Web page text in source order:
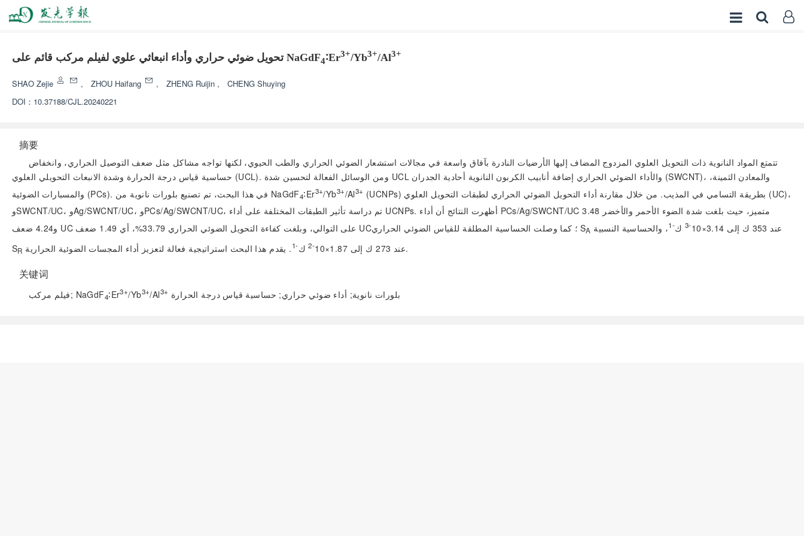
تحويل ضوئي حراري وأداء انبعاثي علوي لفيلم مركب قائم على NaGdF4∶Er3+/Yb3+/Al3+
SHAO Zejie , ZHOU Haifang , ZHENG Ruijin ,
CHENG Shuying
DOI： 10.37188/CJL.20240221
摘要
تتمتع المواد النانوية ذات التحويل العلوي المزدوج المضاف إليها الأرضيات النادرة بآفاق واسعة في مجالات استشعار الضوئي الحراري والطب الحيوي، لكنها تواجه مشاكل مثل ضعف التوصيل الحراري، وانخفاض
حساسية قياس درجة الحرارة وشدة الانبعاث التحويلي العلوي (UCL). ومن الوسائل الفعالة لتحسين شدة UCL والأداء الضوئي الحراري إضافة أنابيب الكربون النانوية أحادية الجدران (SWCNT)، والمعادن الثمينة،
والمسبارات الضوئية (PCs). في هذا البحث، تم تصنيع بلورات نانوية من NaGdF4∶Er3+/Yb3+/Al3+ (UCNPs) بطريقة التسامي في المذيب. من خلال مقارنة أداء التحويل الضوئي الحراري لطبقات التحويل العلوي (UC)،
وSWCNT/UC، وAg/SWCNT/UC، وPCs/Ag/SWCNT/UC، تم دراسة تأثير الطبقات المختلفة على أداء UCNPs. أظهرت النتائج أن أداء PCs/Ag/SWCNT/UC متميز، حيث بلغت شدة الضوء الأحمر والأخضر 3.48
SA عند 353 ك إلى 3.14×10 -3 ك-1 ، والحساسية النسبية
SR عند 273 ك إلى 1.87×10 -2 ك-1 . يقدم هذا البحث استراتيجية فعالة لتعزيز أداء المجسات الضوئية الحرارية.
关键词
فيلم مركب; NaGdF4∶Er3+/Yb3+/Al3+ بلورات نانوية; أداء ضوئي حراري; حساسية قياس درجة الحرارة